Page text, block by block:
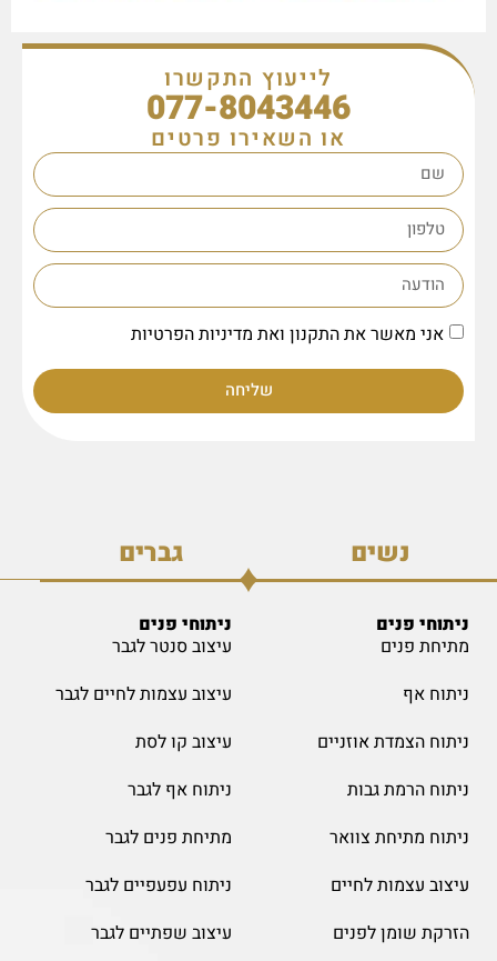
לייעוץ התקשרו
077-8043446
או השאירו פרטים
אני מאשר את התקנון ואת מדיניות הפרטיות
שליחה
גברים נשים
ניתוחי פנים
מתיחת פנים
ניתוח אף
ניתוח הצמדת אוזניים
ניתוח הרמת גבות
ניתוח מתיחת צוואר
עיצוב עצמות לחיים
הזרקת שומן לפנים
ניתוחי פנים
עיצוב סנטר לגבר
עיצוב עצמות לחיים לגבר
עיצוב קו לסת
ניתוח אף לגבר
מתיחת פנים לגבר
ניתוח עפעפיים לגבר
עיצוב שפתיים לגבר